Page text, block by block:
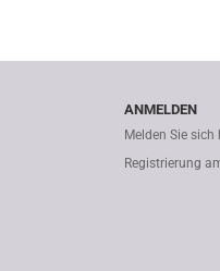
ANMELDEN
Melden Sie
Registrierung